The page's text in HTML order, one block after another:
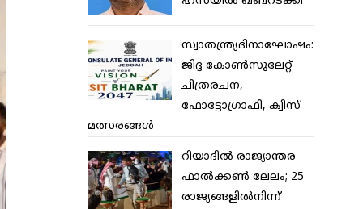
സ്വാതന്ത്ര്യദിനാഘോഷം:
ജിദ്ദ കോണ്‍സുലേറ്റ്
ചിത്രരചന,
ഫോട്ടോഗ്രാഫി, ക്വിസ്
മത്സരങ്ങള്‍
റിയാദില്‍ രാജ്യാന്തര
ഫാല്‍ക്കണ്‍ ലേലം; 25
രാജ്യങ്ങളില്‍നിന്ന്